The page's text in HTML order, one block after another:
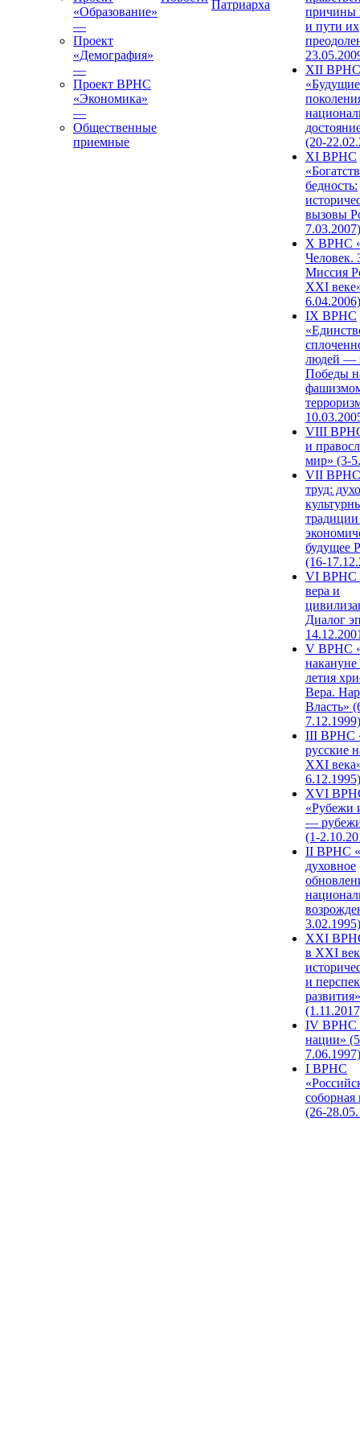
«Образование»
—
Проект
«Демография»
—
Проект ВРНС
«Экономика»
—
Общественные
приемные
Патриарха
причины
и пути их
XII ВРНС
«Будущие
(20-
XI ВРНС
бедность:
вызовы
7.03.2007)
X ВРНС
Человек.
Миссия
XXI
6.04.2006)
IX ВРНС
людей —
Победы
VIII
и
мир» (3-
VII ВРНС
труд:
будущее
(16-
VI ВРНС
вера и
Диалог
V ВРНС
накануне
летия
Вера.
Власть»
7.12.1999)
III ВРНС
русские
XXI
6.12.1995)
XVI
«Рубежи
—
(1-
II ВРНС
духовное
3.02.1995)
XХI
в XXI
и
развития»
IV ВРНС
нации»
7.06.1997)
I ВРНС
(26-